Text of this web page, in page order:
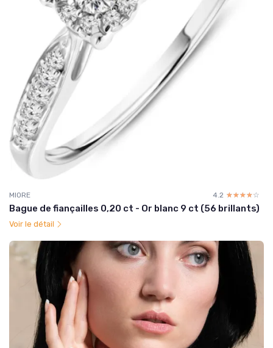
MIORE 4.2 ☆☆☆☆☆
★★★★★
Bague de fiançailles 0,20 ct - Or blanc 9 ct (56 brillants)
Voir le détail